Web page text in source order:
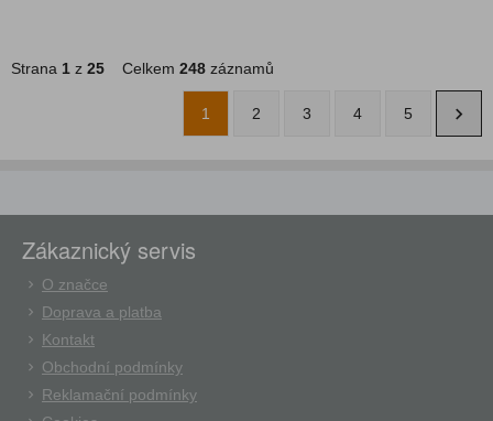
Strana 1 z 25 Celkem 248 záznamů
1 2 3 4 5
Zákaznický servis
O značce
Doprava a platba
Kontakt
Obchodní podmínky
Reklamační podmínky